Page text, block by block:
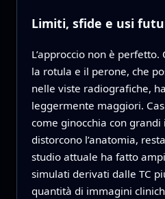
Limiti, sfide e usi
L’approccio non è
la rotula e il perone, che
nelle viste radiografiche,
leggermente maggiori.
come ginocchia con
distorcono l’anatomia,
studio attuale ha fatto
simulati derivati dalle TC
quantità di immagini